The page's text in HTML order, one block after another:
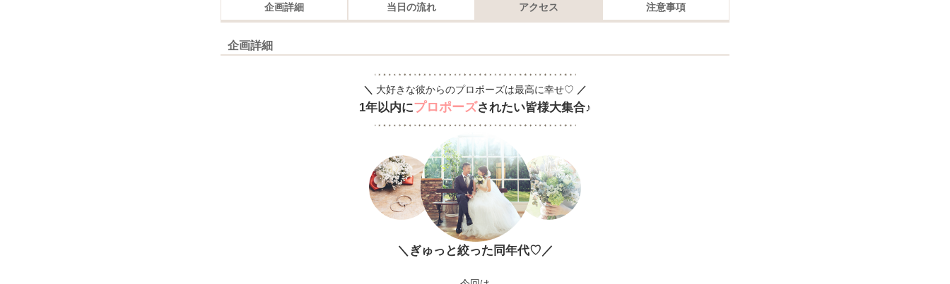
企画詳細 当日の流れ アクセス 注意事項
企画詳細
＼ 大好きな彼からのプロポーズは最高に幸せ♡ ／
1年以内にプロポーズされたい皆様大集合♪
＼ぎゅっと絞った同年代♡／